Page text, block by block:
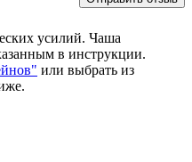
усилий. Чаша
в инструкции.
или выбрать из